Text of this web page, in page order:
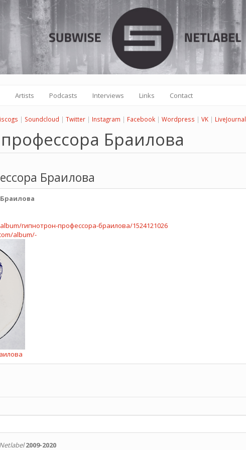
Artists Podcasts Interviews Links Contact
| Soundcloud | Twitter | Instagram | Facebook | Wordpress | VK | LiveJournal
Браилова
Браилова
гипнотрон-профессора-браилова/1524121026
album/-
2009-2020